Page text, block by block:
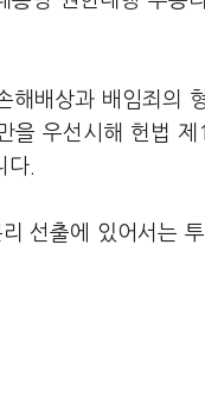
해배상과 배임죄의
을 우선시해 헌법
다.
선출에 있어서는